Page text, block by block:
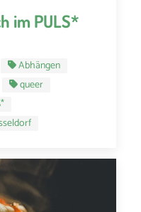
im PULS*
Abhängen
queer